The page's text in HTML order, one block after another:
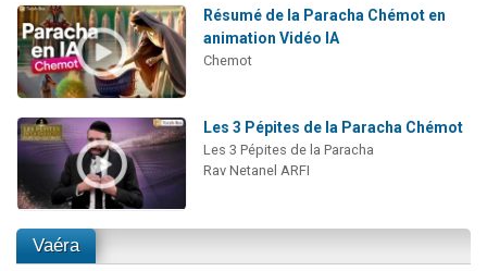
Résumé de la Paracha Chémot en
animation Vidéo IA
Chemot
Les 3 Pépites de la Paracha Chémot
Les 3 Pépites de la Paracha
Rav Netanel ARFI
Vaéra